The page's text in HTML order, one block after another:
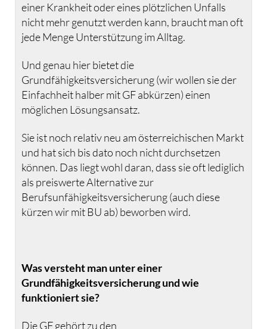
einer Krankheit oder eines plötzlichen Unfalls
nicht mehr genutzt werden kann, braucht man oft
jede Menge Unterstützung im Alltag.
Und genau hier bietet die
Grundfähigkeitsversicherung (wir wollen sie der
Einfachheit halber mit GF abkürzen) einen
möglichen Lösungsansatz.
Sie ist noch relativ neu am österreichischen Markt
und hat sich bis dato noch nicht durchsetzen
können. Das liegt wohl daran, dass sie oft lediglich
als preiswerte Alternative zur
Berufsunfähigkeitsversicherung (auch diese
kürzen wir mit BU ab) beworben wird.
Was versteht man unter einer
Grundfähigkeitsversicherung und wie
funktioniert sie?
Die GF gehört zu den